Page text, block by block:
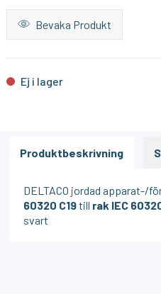
Bevaka Produkt
Ej i lager
Produktbeskrivning
DELTACO jordad apparat-/
60320 C19till rak IEC
svart